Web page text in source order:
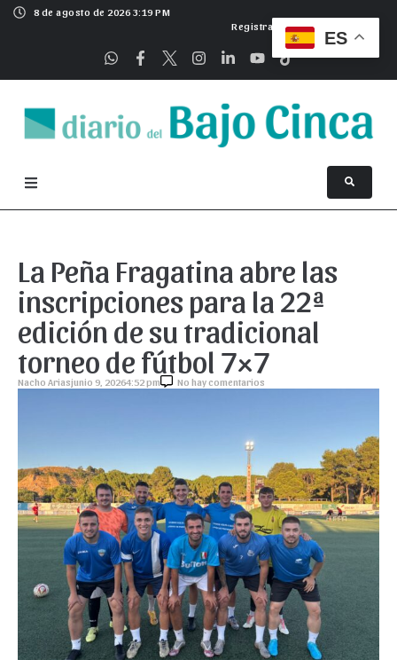
8 de agosto de 2026 3:19 PM
Registrarse
La Peña Fragatina abre las
inscripciones para la 22ª
edición de su tradicional
torneo de fútbol 7×7
Nacho Ariasjunio 9, 20264:52 pm No hay comentarios
ES